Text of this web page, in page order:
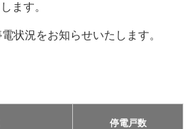
ます。
状況をお知らせいたします。
停電戸数